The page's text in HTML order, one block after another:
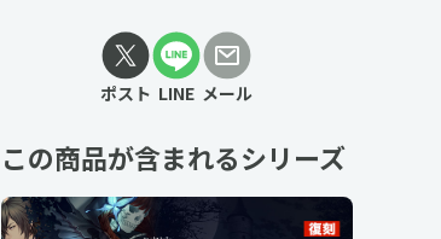
ポスト LINE メール
この商品が含まれるシリーズ